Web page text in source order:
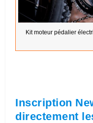
Kit moteur pédalier
Inscription
directement